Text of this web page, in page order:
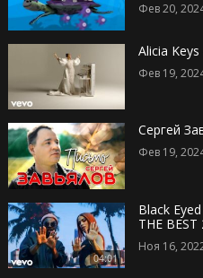
Фев 20,
Alicia
Фев 19,
Сергей
Фев 19,
04:01
Black
THE BEST
Ноя 16,